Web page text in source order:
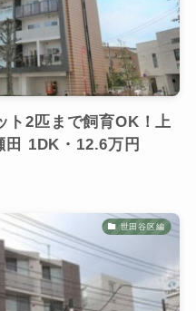
ト2匹まで飼育OK！上
1DK・12.6万円
世田谷区編